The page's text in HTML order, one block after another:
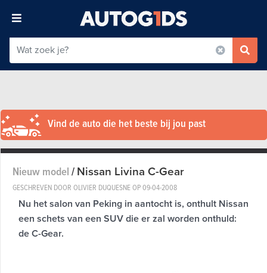
Vind de auto die het beste bij jou past
Nieuw model/Nissan Livina C-Gear
GESCHREVEN DOOR OLIVIER DUQUESNE OP09-04-2008
Nu het salon van Peking in aantocht is, onthult Nissan
een schets van een SUV die er zal worden onthuld:
de C-Gear.